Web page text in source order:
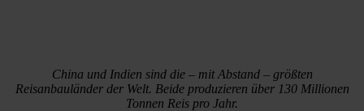
China und Indien sind die – mit Abstand – größten
Reisanbauländer der Welt. Beide produzieren über 130 Millionen
Tonnen Reis pro Jahr.